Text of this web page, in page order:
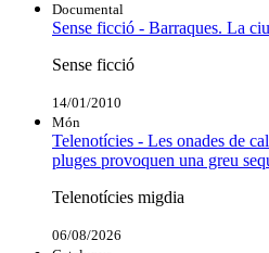
Documental
Sense ficció - Barraques. La
Sense ficció
14/01/2010
Món
Telenotícies - Les onades de
pluges provoquen una greu
Telenotícies migdia
06/08/2026